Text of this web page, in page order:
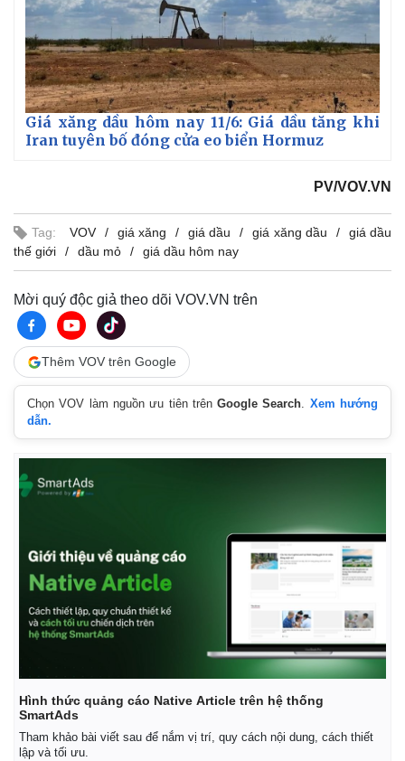
Giá xăng dầu hôm nay 11/6: Giá dầu tăng khi
Iran tuyên bố đóng cửa eo biển Hormuz
PV/VOV.VN
Tag: VOV giá xăng giá dầu giá xăng dầu
giá dầu
thế giới
dầu mỏ giá dầu hôm nay
Mời quý độc giả theo dõi VOV.VN trên
Thêm VOV trên Google
Chọn VOV làm nguồn ưu tiên trênGoogle Search. Xem hướng
dẫn.
Hình thức quảng cáo Native Article trên hệ thống
SmartAds
Tham khảo bài viết sau để nắm vị trí, quy cách nội dung, cách thiết
lập và tối ưu.